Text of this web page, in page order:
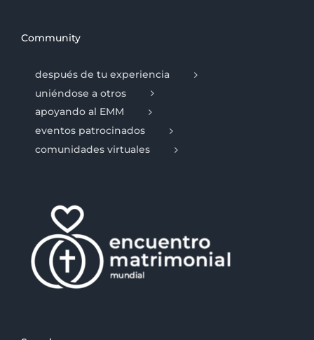
Community
después de tu experiencia
uniéndose a otros
apoyando al EMM
eventos patrocinados
comunidades virtuales